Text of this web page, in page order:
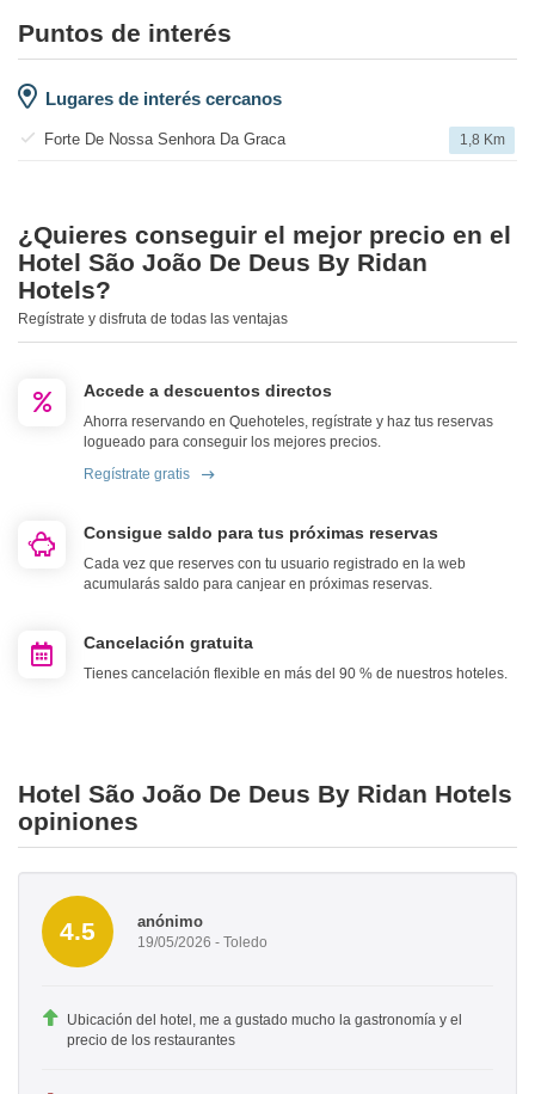
Puntos de interés
Lugares de interés cercanos
Forte De Nossa Senhora Da Graca 1,8 Km
¿Quieres conseguir el mejor precio en el
Hotel São João De Deus By Ridan
Hotels?
Regístrate y disfruta de todas las ventajas
Accede a descuentos directos
Ahorra reservando en Quehoteles, regístrate y haz tus reservas
logueado para conseguir los mejores precios.
Regístrate gratis
Consigue saldo para tus próximas reservas
Cada vez que reserves con tu usuario registrado en la web
acumularás saldo para canjear en próximas reservas.
Cancelación gratuita
Tienes cancelación flexible en más del 90 % de nuestros hoteles.
Hotel São João De Deus By Ridan Hotels
opiniones
4.5 anónimo
19/05/2026 - Toledo
Ubicación del hotel, me a gustado mucho la gastronomía y el
precio de los restaurantes